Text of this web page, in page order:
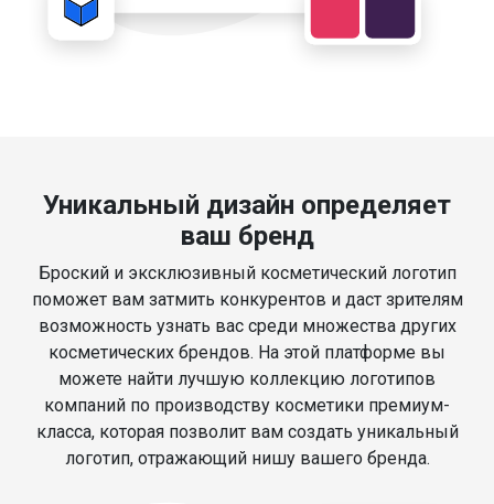
Уникальный дизайн определяет
ваш бренд
Броский и эксклюзивный косметический логотип
поможет вам затмить конкурентов и даст зрителям
возможность узнать вас среди множества других
косметических брендов. На этой платформе вы
можете найти лучшую коллекцию логотипов
компаний по производству косметики премиум-
класса, которая позволит вам создать уникальный
логотип, отражающий нишу вашего бренда.